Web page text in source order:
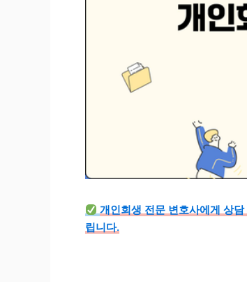
개인회생 전문 변호사에게 상
립니다.